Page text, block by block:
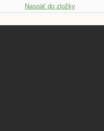
Naspäť do zložky